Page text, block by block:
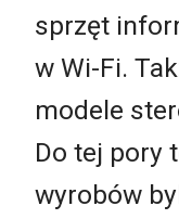
sprzęt
w Wi-Fi.
modele
Do tej pory
wyrobów